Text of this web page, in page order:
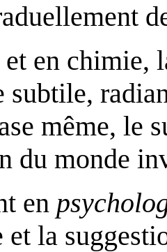
en chimie,
subtile,
même, le
du monde
en
la